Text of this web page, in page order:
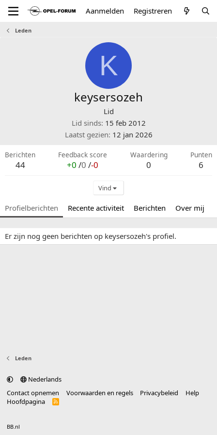
Aanmelden Registreren
Leden
K
keysersozeh
Lid
Lid sinds 15 feb 2012
Laatst gezien 12 jan 2026
Berichten
44
Feedback score
+0 /0 /-0
Waardering
0
Punten
6
Vind
Profielberichten Recente activiteit Berichten Over mij
Er zijn nog geen berichten op keysersozeh's profiel.
Leden
Nederlands
Contact opnemen
Voorwaarden en regels Privacybeleid
Help
Hoofdpagina
R
BB.nl